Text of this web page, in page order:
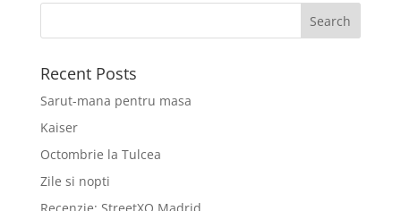
Recent Posts
Sarut-mana pentru masa
Kaiser
Octombrie la Tulcea
Zile si nopti